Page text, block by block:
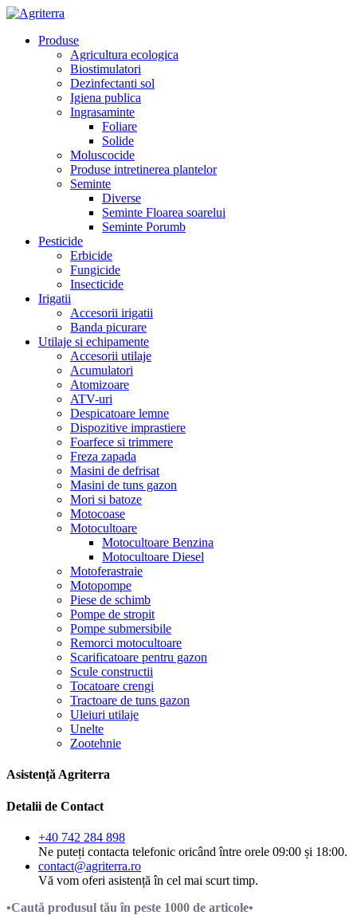
Produse
Agricultura ecologica
Biostimulatori
Dezinfectanti sol
Igiena publica
Ingrasaminte
Foliare
Solide
Moluscocide
Produse intretinerea plantelor
Seminte
Diverse
Seminte Floarea soarelui
Seminte Porumb
Pesticide
Erbicide
Fungicide
Insecticide
Irigatii
Accesorii irigatii
Banda picurare
Utilaje si echipamente
Accesorii utilaje
Acumulatori
Atomizoare
ATV-uri
Despicatoare lemne
Dispozitive imprastiere
Foarfece si trimmere
Freza zapada
Masini de defrisat
Masini de tuns gazon
Mori si batoze
Motocoase
Motocultoare
Motocultoare Benzina
Motocultoare Diesel
Motoferastraie
Motopompe
Piese de schimb
Pompe de stropit
Pompe submersibile
Remorci motocultoare
Scarificatoare pentru gazon
Scule constructii
Tocatoare crengi
Tractoare de tuns gazon
Uleiuri utilaje
Unelte
Zootehnie
Asistență Agriterra
Detalii de Contact
+40 742 284 898
Ne puteți contacta telefonic oricând între orele 09:00 și 18:00.
contact@agriterra.ro
Vă vom oferi asistență în cel mai scurt timp.
•Caută produsul tău în peste 1000 de articole•